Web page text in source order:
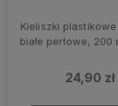
Kieliszki
białe perłowe, 200
24,90 zł